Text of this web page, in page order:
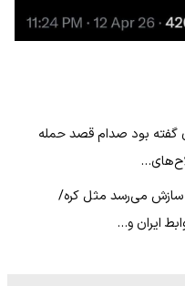
گفته بود صدام قصد حمله
سازش می‌رسد مثل کره/